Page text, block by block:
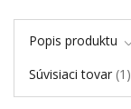
Popis produktu
Súvisiaci tovar 1